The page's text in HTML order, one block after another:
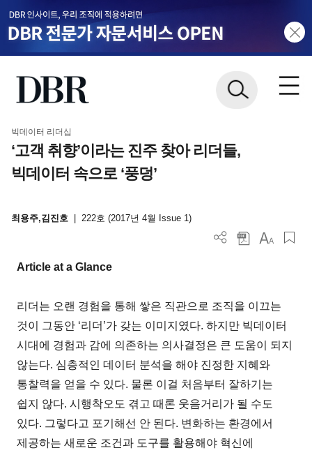
빅데이터 리더십
‘고객 취향’이라는 진주 찾아 리더들,
빅데이터 속으로 ‘풍덩’
최용주,김진호 222호 (2017년 4월 Issue 1)
Article at a Glance
리더는 오랜 경험을 통해 쌓은 직관으로 조직을 이끄는
것이 그동안 ‘리더’가 갖는 이미지였다. 하지만 빅데이터
시대에 경험과 감에 의존하는 의사결정은 큰 도움이 되지
않는다. 심층적인 데이터 분석을 해야 진정한 지혜와
통찰력을 얻을 수 있다. 물론 이걸 처음부터 잘하기는
쉽지 않다. 시행착오도 겪고 때론 웃음거리가 될 수도
있다. 그렇다고 포기해선 안 된다. 변화하는 환경에서
제공하는 새로운 조건과 도구를 활용해야 혁신에